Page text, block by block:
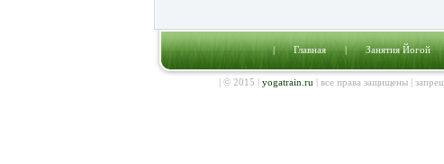
|Главная|Занятия Йогой
| © 2015 | yogatrain.ru | все права защищены |